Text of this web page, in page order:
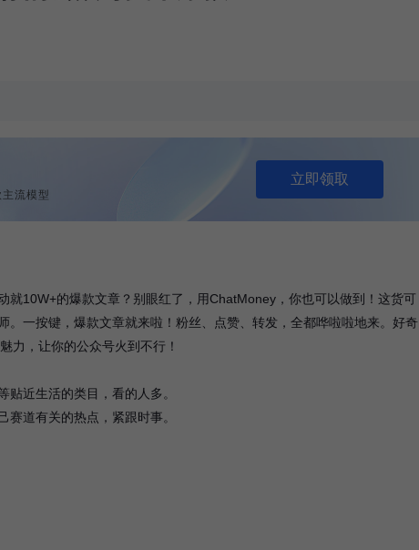
流模型
立即领取
就10W+的爆款文章？别眼红了，用ChatMoney，你也可以做到！这货可
。一按键，爆款文章就来啦！粉丝、点赞、转发，全都哗啦啦地来。好奇
力，让你的公众号火到不行！
近生活的类目，看的人多。
道有关的热点，紧跟时事。